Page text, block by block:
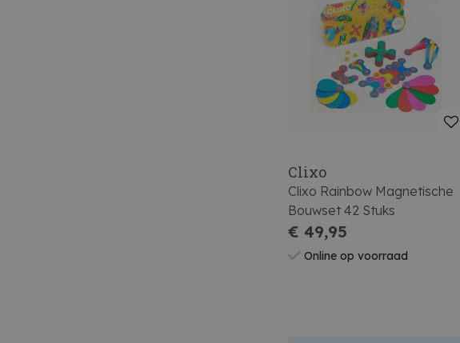
Clixo
Clixo Rainbow Magnetische
Bouwset 42 Stuks
€ 49,95
Online op voorraad